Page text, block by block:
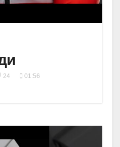
24 01:56